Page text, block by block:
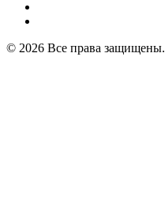
© 2026 Все права защищены.